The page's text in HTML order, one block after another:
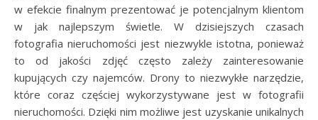
w efekcie finalnym prezentować je potencjalnym klientom
w jak najlepszym świetle. W dzisiejszych czasach
fotografia nieruchomości jest niezwykle istotna, ponieważ
to od jakości zdjęć często zależy zainteresowanie
kupujących czy najemców. Drony to niezwykłe narzędzie,
które coraz częściej wykorzystywane jest w fotografii
nieruchomości. Dzięki nim możliwe jest uzyskanie unikalnych